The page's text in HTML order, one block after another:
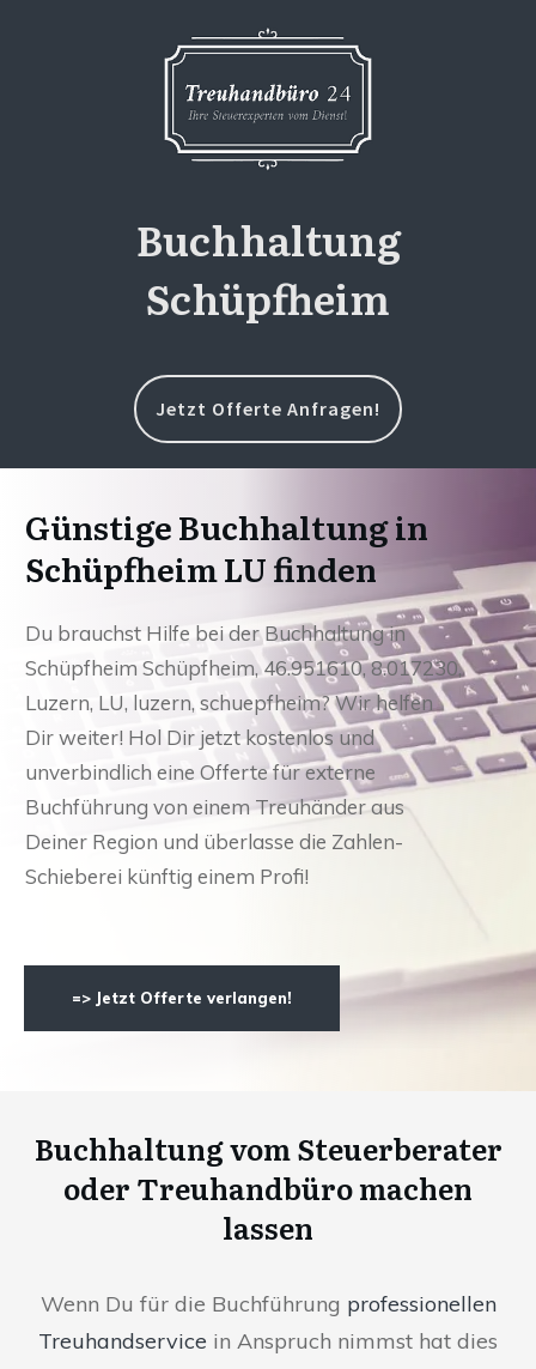
Buchhaltung
Schüpfheim
Jetzt Offerte Anfragen!
Günstige Buchhaltung in
Schüpfheim LU finden
Du brauchst Hilfe bei der Buchhaltung in
Schüpfheim Schüpfheim, 46.951610, 8.017230,
Luzern, LU, luzern, schuepfheim? Wir helfen
Dir weiter! Hol Dir jetzt kostenlos und
unverbindlich eine Offerte für externe
Buchführung von einem Treuhänder aus
Deiner Region und überlasse die Zahlen-
Schieberei künftig einem Profi!
=> Jetzt Offerte verlangen!
Buchhaltung vom Steuerberater
oder Treuhandbüro machen
lassen
Wenn Du für die Buchführung professionellen
Treuhandservice in Anspruch nimmst hat dies